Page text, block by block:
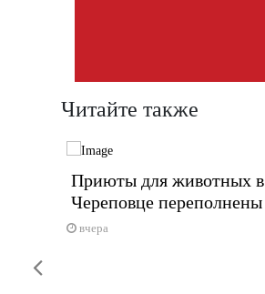
Читайте также
в
Приюты для животных в
Череповце переполнены
вчера